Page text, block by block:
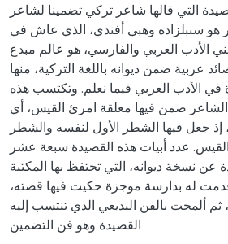
التي قالها شاعر تركي تضمينا لشاعر
هو سنبلزاده وهبي أفندي، الذي عاش في
الأدب العربي والفارسي، هو عالم مبدع
عربية ضمن ديوانه باللغة التركية، منها
في الأدب العربي فيما نعلم. وتكتسب هذه
الشاعر ضمن فيها معلقة امرئ القيس، أي
إذ جعل فيها الشطر الأول لنفسه والشطر
عدد أبيات هذه القصيدة سبعة عشر
عن نسخة ديوانه، التي تحتفظ بها المكتبة
له بدارسة موجزة حكيت فيها قصته،
ألمحت بالفن البديعي الذي تنتسب إليه
القصيدة وهو فن التضمين